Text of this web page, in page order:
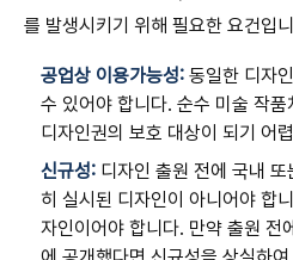
를 발생시키기 위해 필요한 요건입
공업상 이용가능성: 동일한 디자
수 있어야 합니다. 순수 미술 작
디자인권의 보호 대상이 되기 어
신규성: 디자인 출원 전에 국내
히 실시된 디자인이 아니어야 합
자인이어야 합니다. 만약 출원 전